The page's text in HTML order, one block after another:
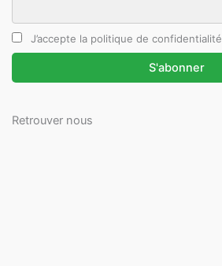
J’accepte la politique de confidentialité
Retrouver nous